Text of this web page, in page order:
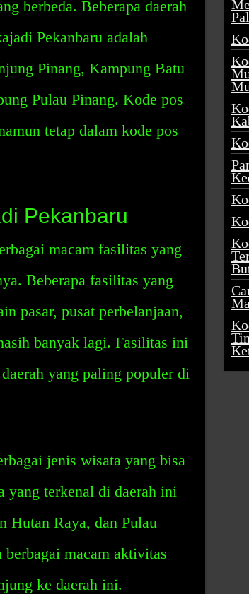
berbeda. Beberapa daerah
Pekanbaru adalah
Pinang, Kampung Batu
Pulau Pinang. Kode pos
tetap dalam kode pos
Pekanbaru
macam fasilitas yang
Beberapa fasilitas yang
pasar, pusat perbelanjaan,
banyak lagi. Fasilitas ini
yang paling populer di
jenis wisata yang bisa
yang terkenal di daerah ini
Hutan Raya, dan Pulau
macam aktivitas
ke daerah ini.